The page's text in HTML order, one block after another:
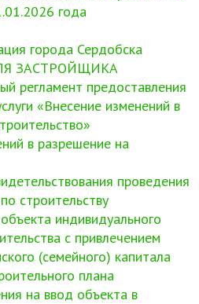
года
города Сердобска
ЗАСТРОЙЩИКА
регламент предоставления
«Внесение изменений в
в разрешение на
проведения
строительству
индивидуального
с привлечением
(семейного) капитала
плана
на ввод объекта в